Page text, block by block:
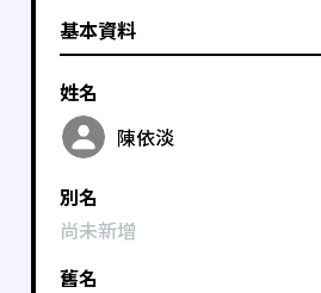
基本資料
姓名
陳依淡
別名
尚未新增
舊名